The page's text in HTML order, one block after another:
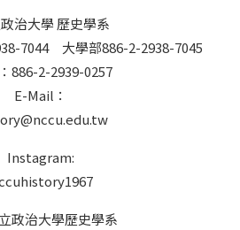
治大學 歷史學系
7044 大學部886-2-2938-7045
886-2-2939-0257
E-Mail：
Instagram:
政治大學歷史學系